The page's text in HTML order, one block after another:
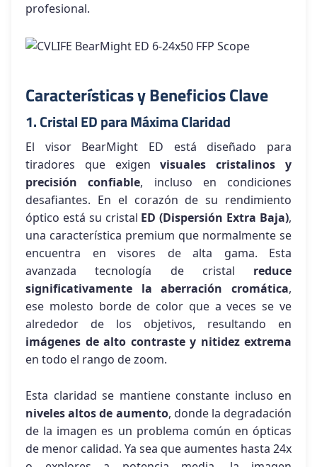
profesional.
Características y Beneficios Clave
1. Cristal ED para Máxima Claridad
El visor BearMight ED está diseñado para
tiradores que exigenvisuales cristalinos y
precisión confiable, incluso en condiciones
desafiantes. En el corazón de su rendimiento
óptico está su cristal ED (Dispersión Extra Baja),
una característica premium que normalmente se
encuentra en visores de alta gama. Esta
avanzada tecnología de cristal reduce
significativamente la aberración cromática,
ese molesto borde de color que a veces se ve
alrededor de los objetivos, resultando en
imágenes de alto contraste y nitidez extrema
en todo el rango de zoom.
Esta claridad se mantiene constante incluso en
niveles altos de aumento, donde la degradación
de la imagen es un problema común en ópticas
de menor calidad. Ya sea que aumentes hasta 24x